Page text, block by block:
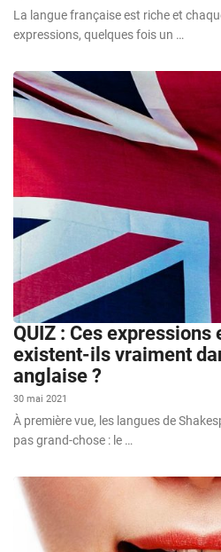
La langue française est riche et
expressions, quelques fois un …
QUIZ : Ces
existent-ils vraiment
anglaise ?
30 mai 2021
À première vue, les langues de
pas grand-chose : le …